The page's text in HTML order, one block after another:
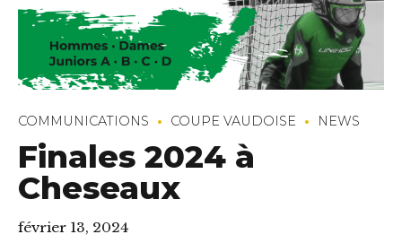
COMMUNICATIONS COUPE VAUDOISE NEWS
Finales 2024 à
Cheseaux
février 13, 2024